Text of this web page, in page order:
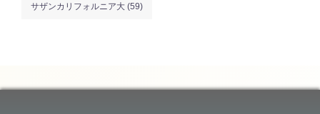
サザンカリフォルニア大 (59)